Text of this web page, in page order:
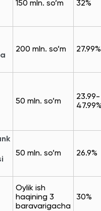
150 mln. so’m 32%
200 mln. so’m 27.99%
50 mln. so’m
23.99-
47.99%
50 mln. so’m 26.9%
Oylik ish
haqining 3
baravarigacha
30%